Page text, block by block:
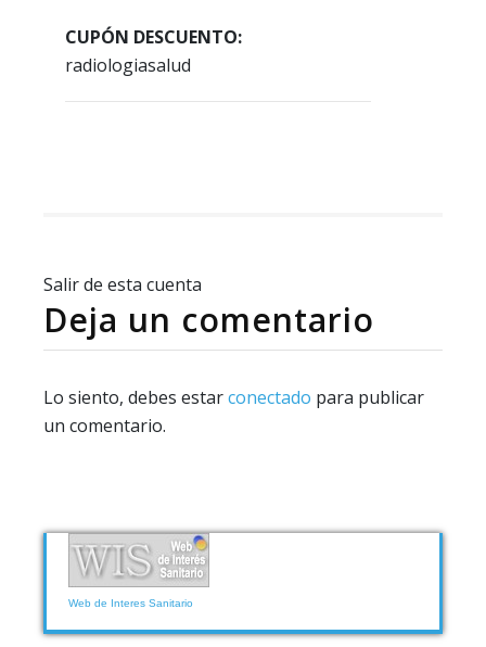
CUPÓN DESCUENTO:
radiologiasalud
Salir de esta cuenta
Deja un comentario
Lo siento, debes estarconectado para publicar
un comentario.
Web de Interes Sanitario